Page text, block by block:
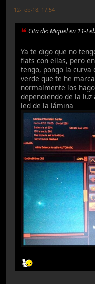
12-Feb-18, 17:54
Cita de: Miquel en 11-
Ya te digo que no
flats con ellas, pero
tengo, pongo la
verde que te he
normalmente los
dependiendo de la
led de la lámina